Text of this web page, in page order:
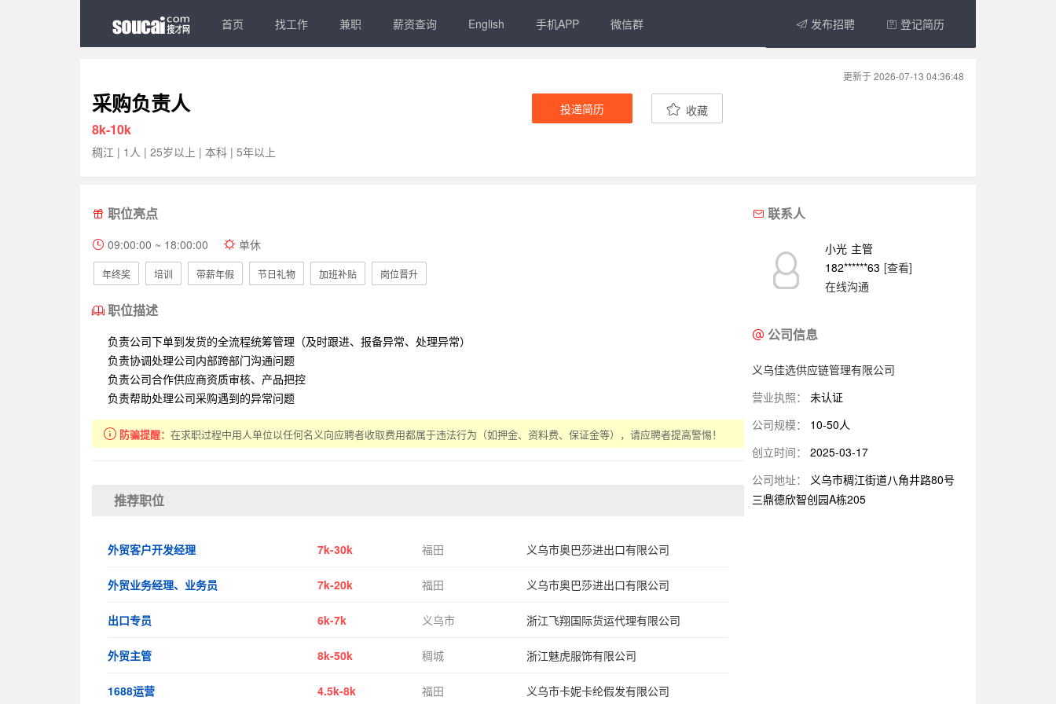
首页 找工作 兼职 薪资查询 English 手机APP 微信群 发布招聘 登记简历
更新于 2026-07-13 04:36:48
采购负责人
8k-10k
稠江 | 1人 | 25岁以上 | 本科 | 5年以上
投递简历 收藏
职位亮点
09:00:00 ~ 18:00:00 单休
年终奖 培训 带薪年假 节日礼物 加班补贴 岗位晋升
职位描述
负责公司下单到发货的全流程统筹管理（及时跟进、报备异常、处理异常）
负责协调处理公司内部跨部门沟通问题
负责公司合作供应商资质审核、产品把控
负责帮助处理公司采购遇到的异常问题
防骗提醒： 在求职过程中用人单位以任何名义向应聘者收取费用都属于违法行为（如押金、资料费、保证金等），请应聘者提高警惕！
推荐职位
外贸客户开发经理 7k-30k 福田 义乌市奥巴莎进出口有限公司
外贸业务经理、业务员 7k-20k 福田 义乌市奥巴莎进出口有限公司
出口专员 6k-7k 义乌市 浙江飞翔国际货运代理有限公司
外贸主管 8k-50k 稠城 浙江魅虎服饰有限公司
1688运营 4.5k-8k 福田 义乌市卡妮卡纶假发有限公司
联系人
小光 主管
182******63 [查看]
在线沟通
公司信息
义乌佳选供应链管理有限公司
营业执照：
未认证
公司规模：
10-50人
创立时间：
2025-03-17
公司地址：
义乌市稠江街道八角井路80号
三鼎德欣智创园A栋205